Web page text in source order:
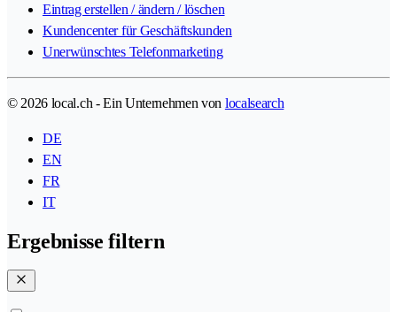
Eintrag erstellen / ändern / löschen
Kundencenter für Geschäftskunden
Unerwünschtes Telefonmarketing
© 2026 local.ch - Ein Unternehmen von localsearch
DE
EN
FR
IT
Ergebnisse filtern